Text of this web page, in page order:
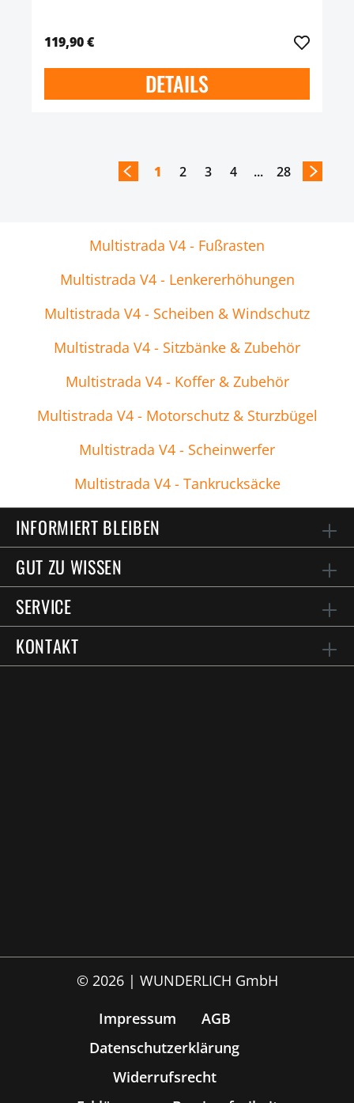
119,90 €
DETAILS
1 2 3 4 ... 28
Multistrada V4 - Fußrasten
Multistrada V4 - Lenkererhöhungen
Multistrada V4 - Scheiben & Windschutz
Multistrada V4 - Sitzbänke & Zubehör
Multistrada V4 - Koffer & Zubehör
Multistrada V4 - Motorschutz & Sturzbügel
Multistrada V4 - Scheinwerfer
Multistrada V4 - Tankrucksäcke
INFORMIERT BLEIBEN
GUT ZU WISSEN
SERVICE
KONTAKT
© 2026 | WUNDERLICH GmbH
Impressum
AGB
Datenschutzerklärung
Widerrufsrecht